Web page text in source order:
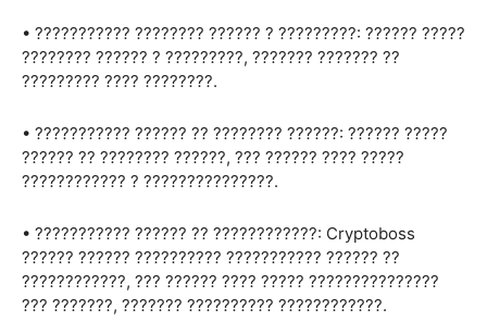
• ??????????? ???????? ?????? ? ?????????: ?????? ?????
???????? ?????? ? ?????????, ??????? ??????? ??
????????? ???? ????????.
• ??????????? ?????? ?? ???????? ??????: ?????? ?????
?????? ?? ???????? ??????, ??? ?????? ???? ?????
???????????? ? ???????????????.
• ??????????? ?????? ?? ????????????: Cryptoboss
?????? ?????? ?????????? ??????????? ?????? ??
????????????, ??? ?????? ???? ????? ???????????????
??? ???????, ??????? ?????????? ????????????.